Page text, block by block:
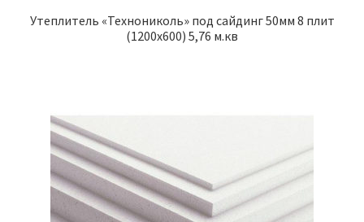
Утеплитель «Технониколь» под сайдинг 50мм 8 плит
(1200х600) 5,76 м.кв